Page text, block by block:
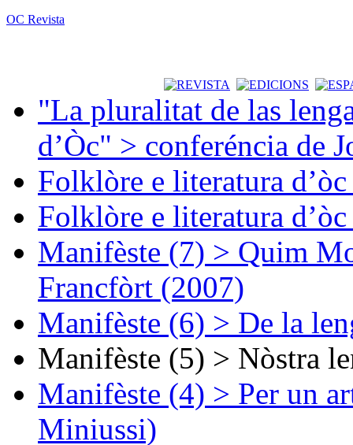
OC Revista
"La pluralitat de las
d’Òc" > conferéncia de
Folklòre e literatura
Folklòre e literatura
Manifèste (7) > Quim
Francfòrt (2007)
Manifèste (6) > De la
Manifèste (5) > Nòstra
Manifèste (4) > Per un
Miniussi)